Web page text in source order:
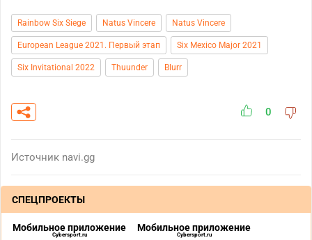
Rainbow Six Siege Natus Vincere Natus Vincere
European League 2021. Первый этап Six Mexico Major 2021
Six Invitational 2022 Thuunder Blurr
0
Источник navi.gg
СПЕЦПРОЕКТЫ
Мобильное приложение
Cybersport.ru
Мобильное приложение
Cybersport.ru